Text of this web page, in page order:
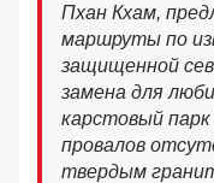
Пхан Кхам,
маршруты по
защищенной
замена для
карстовый парк
провалов
твердым